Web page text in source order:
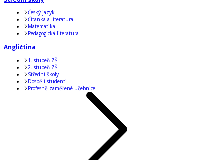
Český jazyk
Čítanka a literatura
Matematika
Pedagogická literatura
Angličtina
1. stupeň ZŠ
2. stupeň ZŠ
Střední školy
Dospělí studenti
Profesně zaměřené učebnice